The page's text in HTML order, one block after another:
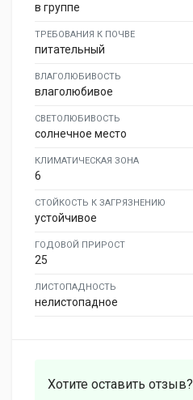
в группе
ТРЕБОВАНИЯ К ПОЧВЕ
питательный
ВЛАГОЛЮБИВОСТЬ
влаголюбивое
СВЕТОЛЮБИВОСТЬ
солнечное место
КЛИМАТИЧЕСКАЯ ЗОНА
6
СТОЙКОСТЬ К ЗАГРЯЗНЕНИЮ
устойчивое
ГОДОВОЙ ПРИРОСТ
25
ЛИСТОПАДНОСТЬ
нелистопадное
Хотите оставить отзыв?